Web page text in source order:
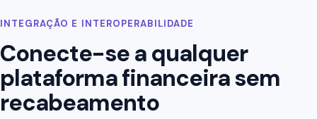
INTEGRAÇÃO E INTEROPERABILIDADE
Conecte-se a qualquer
plataforma financeira sem
recabeamento